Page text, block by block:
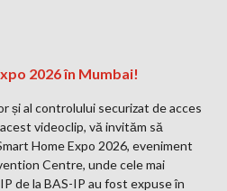
2026 în Mumbai!
și al controlului securizat de acces
videoclip, vă invităm să
Home Expo 2026, eveniment
Centre, unde cele mai
de la BAS-IP au fost expuse în